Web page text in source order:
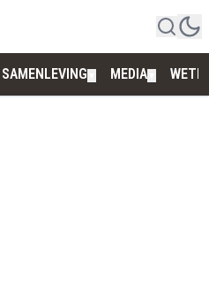
SAMENLEVING MEDIA